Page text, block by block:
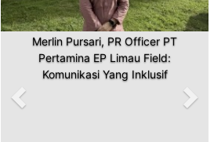
Merlin Pursari, PR Officer PT
Pertamina EP Limau Field:
Komunikasi Yang Inklusif